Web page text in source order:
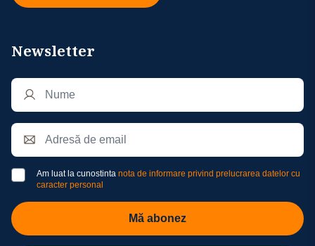
Newsletter
Am luat la cunostinta nota de informare privind prelucrarea datelor cu
caracter personal
Mă abonez